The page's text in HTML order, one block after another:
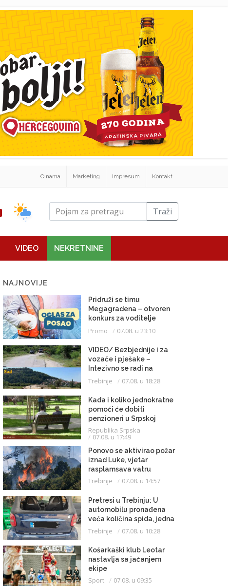
O nama Marketing Impresum Kontakt
Traži
VIDEO NEKRETNINE
NAJNOVIJE
Pridruži se timu
Megagradena – otvoren
konkurs za voditelje
gradilišta
Promo 07.08. u 23:10
VIDEO/ Bezbjednije i za
vozače i pješake –
Intezivno se radi na
proširenju saobraćajnice
Trebinje 07.08. u 18:28
Kada i koliko jednokratne
pomoći će dobiti
penzioneri u Srpskoj
Republika Srpska
07.08. u 17:49
Ponovo se aktivirao požar
iznad Luke, vjetar
rasplamsava vatru
Trebinje 07.08. u 14:57
Pretresi u Trebinju: U
automobilu pronađena
veća količina spida, jedna
osoba uhapšena
Trebinje 07.08. u 10:28
Košarkaški klub Leotar
nastavlja sa jačanjem
ekipe
Sport 07.08. u 09:35